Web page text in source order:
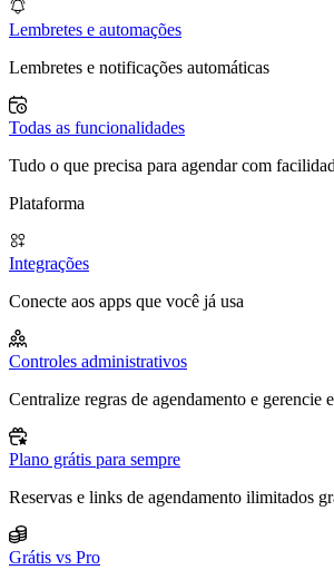
Lembretes e automações
Lembretes e notificações automáticas
Todas as funcionalidades
Tudo o que precisa para agendar com
Plataforma
Integrações
Conecte aos apps que você já usa
Controles administrativos
Centralize regras de agendamento e gerencie
Plano grátis para sempre
Reservas e links de agendamento ilimitados
Grátis vs Pro